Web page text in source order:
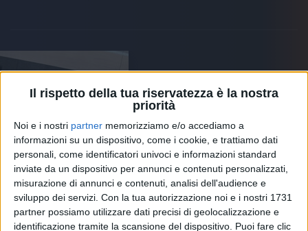
Il rispetto della tua riservatezza è la nostra
priorità
Noi e i nostri partner memorizziamo e/o accediamo a
informazioni su un dispositivo, come i cookie, e trattiamo dati
personali, come identificatori univoci e informazioni standard
inviate da un dispositivo per annunci e contenuti personalizzati,
misurazione di annunci e contenuti, analisi dell'audience e
sviluppo dei servizi. Con la tua autorizzazione noi e i nostri 1731
partner possiamo utilizzare dati precisi di geolocalizzazione e
identificazione tramite la scansione del dispositivo. Puoi fare clic
11FOTO